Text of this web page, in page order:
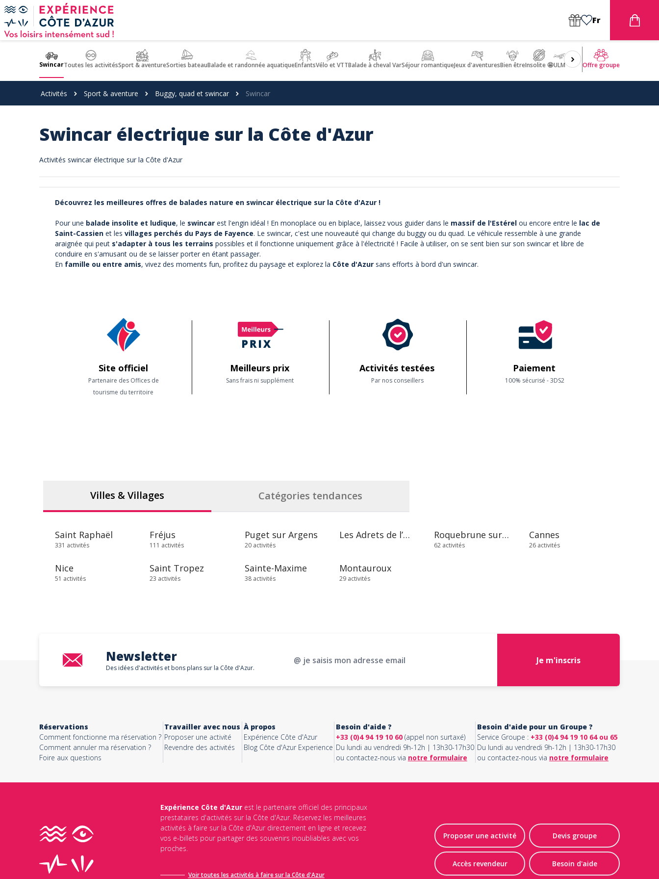
Panneau de gestion des cookies
Fr
SwincarToutes les activitésSport & aventureSorties bateauBalade et randonnée aquatiqueEnfantsVélo et VTTBalade à cheval VarSéjour romantiqueJeux d'aventuresBien êtreInsolite 🤩ULM Offre groupe
Activités Sport & aventure Buggy, quad et swincar Swincar
Swincar électrique sur la Côte d'Azur
Activités swincar électrique sur la Côte d'Azur
Découvrez les meilleures offres de balades nature en swincar électrique sur la Côte d'Azur !
Pour une balade insolite et ludique, le swincar est l'engin idéal ! En monoplace ou en biplace, laissez vous guider dans le massif de l'Estérel ou encore entre le lac de
Saint-Cassien et les villages perchés du Pays de Fayence. Le swincar, c'est une nouveauté qui change du buggy ou du quad. Le véhicule ressemble à une grande
araignée qui peut s'adapter à tous les terrains possibles et il fonctionne uniquement grâce à l'électricité ! Facile à utiliser, on se sent bien sur son swincar et libre de
conduire en s'amusant ou de se laisser porter en étant passager.
En famille ou entre amis, vivez des moments fun, profitez du paysage et explorez la Côte d'Azur sans efforts à bord d'un swincar.
Site officiel
Partenaire des Offices de
tourisme du territoire
Meilleurs prix
Sans frais ni supplément
Activités testées
Par nos conseillers
Paiement
100% sécurisé - 3DS2
Villes & Villages Catégories tendances
Saint Raphaël
331 activités
Fréjus
111 activités
Puget sur Argens
20 activités
Les Adrets de l’Estérel Roquebrune sur Argens
62 activités
Cannes
26 activités
Nice
51 activités
Saint Tropez
23 activités
Sainte-Maxime
38 activités
Montauroux
29 activités
Newsletter
Des idées d'activités et bons plans sur la Côte d'Azur.
@ je saisis mon adresse email Je m'inscris
Réservations
Comment fonctionne ma réservation ?
Comment annuler ma réservation ?
Foire aux questions
Travailler avec nous
Proposer une activité
Revendre des activités
À propos
Expérience Côte d'Azur
Blog Côte d'Azur Experience
Besoin d'aide ?
+33 (0)4 94 19 10 60(appel non surtaxé)
Du lundi au vendredi 9h-12h | 13h30-17h30
ou contactez-nous via notre formulaire
Besoin d'aide pour un Groupe ?
Service Groupe : +33 (0)4 94 19 10 64 ou 65
Du lundi au vendredi 9h-12h | 13h30-17h30
ou contactez-nous via notre formulaire
Expérience Côte d'Azurest le partenaire officiel des principaux
prestataires d'activités sur la Côte d'Azur. Réservez les meilleures
activités à faire sur la Côte d'Azur directement en ligne et recevez
vos e-billets pour partager des souvenirs inoubliables avec vos
proches.
Voir toutes les activités à faire sur la Côte d'Azur
Proposer une activité Devis groupe
Accès revendeur Besoin d'aide